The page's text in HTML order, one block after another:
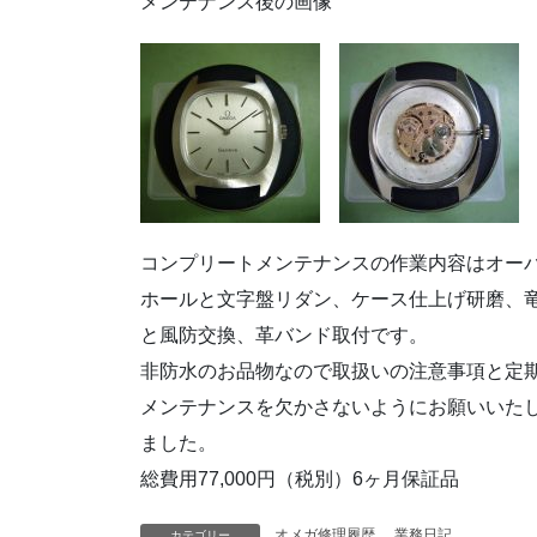
コンプリートメンテナンスの作業内容はオー
ホールと文字盤リダン、ケース仕上げ研磨、
と風防交換、革バンド取付です。
非防水のお品物なので取扱いの注意事項と定
メンテナンスを欠かさないようにお願いいた
ました。
総費用77,000円（税別）6ヶ月保証品